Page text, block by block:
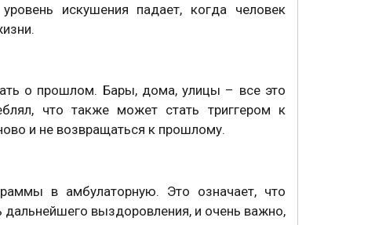
искушения падает, когда человек
о прошлом. Бары, дома, улицы – все это
что также может стать триггером к
и не возвращаться к прошлому.
в амбулаторную. Это означает, что
дальнейшего выздоровления, и очень важно,